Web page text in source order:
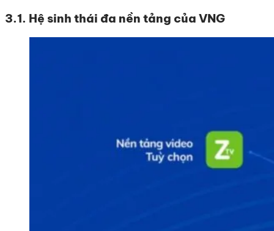
3.1. Hệ sinh thái đa nền tảng của VNG